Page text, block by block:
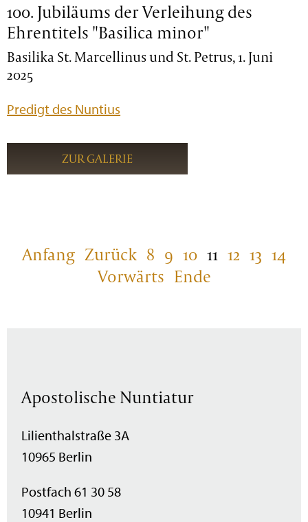
100. Jubiläums der Verleihung des
Ehrentitels "Basilica minor"
Basilika St. Marcellinus und St. Petrus, 1. Juni
2025
Predigt des Nuntius
ZUR GALERIE
Anfang Zurück 8 9 10 11 12 13 14
Vorwärts Ende
Apostolische Nuntiatur
Lilienthalstraße 3A
10965 Berlin
Postfach 61 30 58
10941 Berlin